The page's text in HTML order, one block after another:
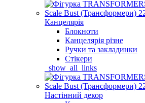
Канцелярія
Блокноти
Канцелярія різне
Ручки та закладинки
Стікери
_show_all_links
Настінний декор